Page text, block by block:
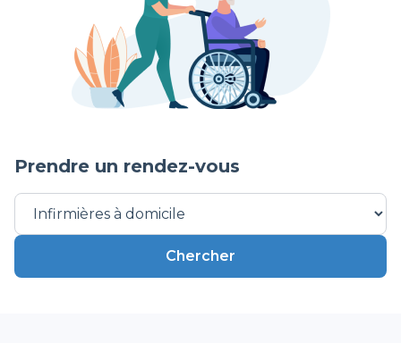
d’accompagnement postopératoire
Séance de surveillance et/ou retrait de
cathéter périnerveux pour une analgésie
postopératoire
Pansement et Séances de surveillance
clinique et d’accompagnement postopératoire
CH
Prendre un rendez-vous
Chercher